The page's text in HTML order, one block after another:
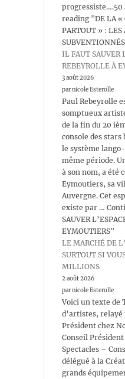
progressiste….50
reading "DE LA «
PARTOUT » : LES
IL FAUT SAUVER
REBEYROLLE À
3 août 2026
par nicole Esterolle
Paul Rebeyrolle
somptueux
de la fin du 20
console des
le système
même période.
à son nom, a été
Eymoutiers, sa
Auvergne. Cet
existe par …
SAUVER
EYMOUTIERS"
LE MARCHÉ DE
SURTOUT SI
MILLIONS
2 août 2026
par nicole Esterolle
Voici un texte de
d’artistes, relayé
Président chez
Conseil Président
Spectacles –
délégué à la
grands